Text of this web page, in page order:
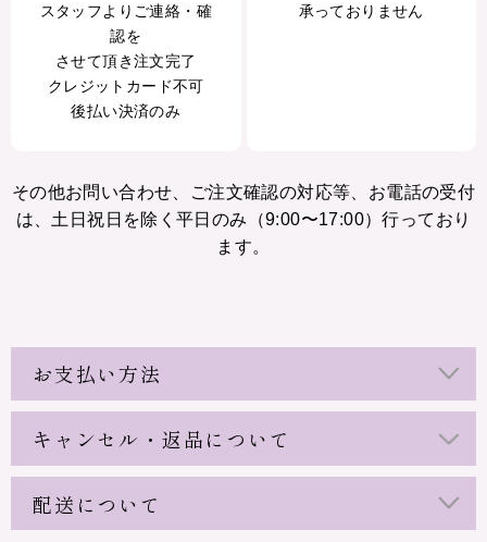
スタッフよりご連絡・確
認を
させて頂き注文完了
クレジットカード不可
後払い決済のみ
承っておりません
その他お問い合わせ、ご注文確認の対応等、お電話の受付
は、土日祝日を除く平日のみ（9:00〜17:00）行っており
ます。
お支払い方法
キャンセル・返品について
配送について